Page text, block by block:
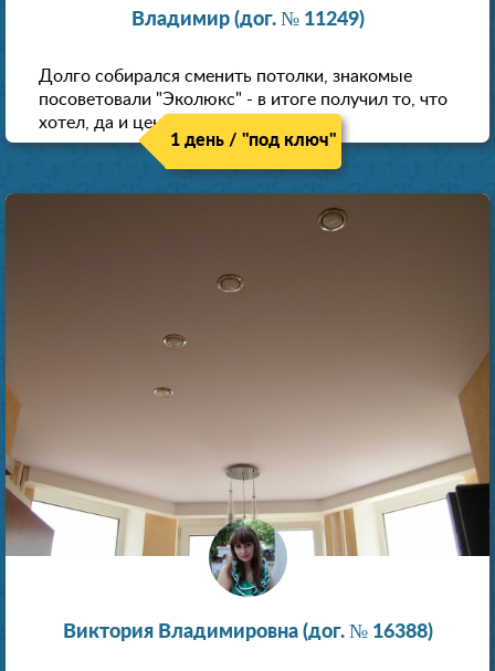
Владимир (дог. № 11249)
Долго собирался сменить потолки, знакомые
посоветовали "Эколюкс" - в итоге получил то, что
хотел, да и цена нормальная.
1 день / "под ключ"
Виктория Владимировна (дог. № 16388)